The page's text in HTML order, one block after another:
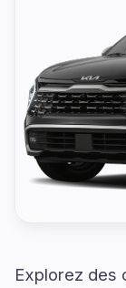
Explorez des